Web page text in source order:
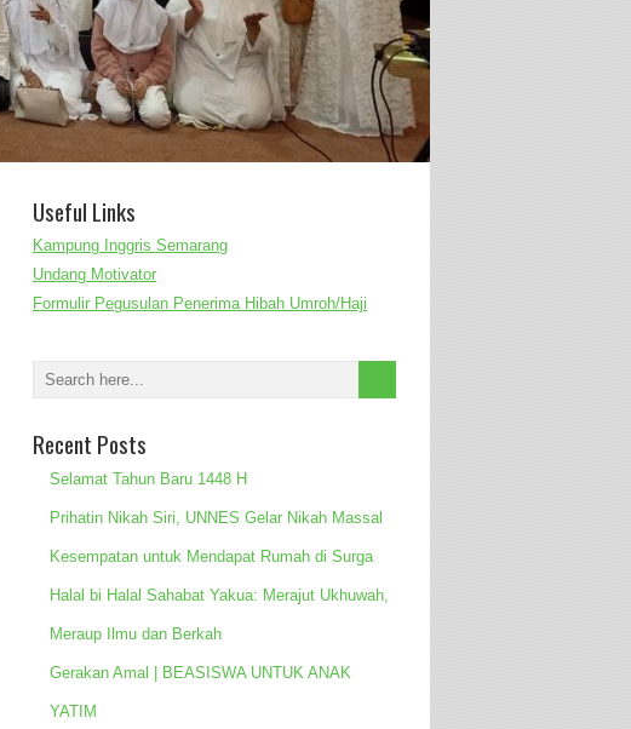
Useful Links
Kampung Inggris Semarang
Undang Motivator
Formulir Pegusulan Penerima Hibah Umroh/Haji
Recent Posts
Selamat Tahun Baru 1448 H
Prihatin Nikah Siri, UNNES Gelar Nikah Massal
Kesempatan untuk Mendapat Rumah di Surga
Halal bi Halal Sahabat Yakua: Merajut Ukhuwah,
Meraup Ilmu dan Berkah
Gerakan Amal | BEASISWA UNTUK ANAK
YATIM